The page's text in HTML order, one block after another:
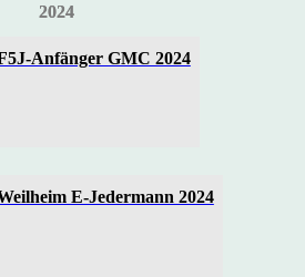
2024
Anfänger GMC 2024
E-Jedermann 2024